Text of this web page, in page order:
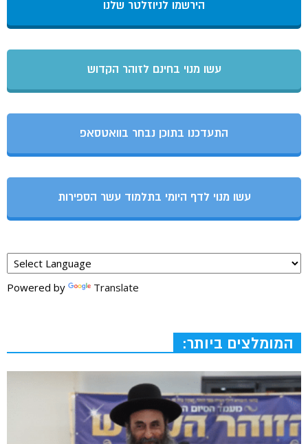
הירשמו לניוזלטר שלנו
עשו מנוי בחינם לזוהר הקדוש
התעדכנו בתוכן נבחר בוואטסאפ
עשו מנוי לדף היומי בתלמוד עשר הספירות
Powered by Translate
המומלצים ביותר: